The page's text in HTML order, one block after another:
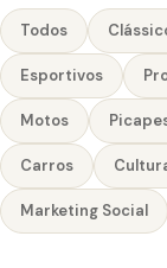
Todos
Esportivos
Motos
Carros
Marketing Social